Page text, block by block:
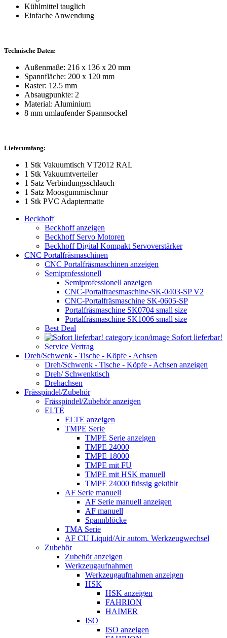
Kühlmittel tauglich
Einfache Anwendung
Technische Daten:
Außenmaße: 216 x 136 x 20 mm
Spannfläche: 200 x 120 mm
Raster: 12.5 mm
Absaugpunkte: 2
Material: Aluminium
8 mm umlaufender Spannsockel
Lieferumfang:
1 Stk Vakuumtisch VT2012 RAL
1 Stk Vakuumtverteiler
1 Satz Verbindungsschlauch
1 Satz Moosgummischnur
1 Stk PVC Adaptermatte
Beckhoff
Beckhoff anzeigen
Beckhoff Servo Motoren
Beckhoff Digital Kompakt Servoverstärker
CNC Portalfräsmaschinen
CNC Portalfräsmaschinen anzeigen
Semiprofessionell
Semiprofessionell anzeigen
CNC-Portalfraesmaschine-SK-0403-SP V2
CNC-Portalfräsmaschine SK-0605-SP
Portalfräsmaschine SK0704 small size
Portalfräsmaschine SK1006 small size
Best Deal
Sofort lieferbar!
Service Vertrag
Dreh/Schwenk - Tische - Köpfe - Achsen
Dreh/Schwenk - Tische - Köpfe - Achsen anzeigen
Dreh/ Schwenktisch
Drehachsen
Frässpindel/Zubehör
Frässpindel/Zubehör anzeigen
ELTE
ELTE anzeigen
TMPE Serie
TMPE Serie anzeigen
TMPE 24000
TMPE 18000
TMPE mit FU
TMPE mit HSK manuell
TMPE 24000 flüssig gekühlt
AF Serie manuell
AF Serie manuell anzeigen
AF manuell
Spannblöcke
TMA Serie
AF CU Liquid/Air autom. Werkzeugwechsel
Zubehör
Zubehör anzeigen
Werkzeugaufnahmen
Werkzeugaufnahmen anzeigen
HSK
HSK anzeigen
FAHRION
HAIMER
ISO
ISO anzeigen